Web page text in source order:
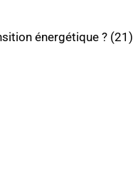
énergétique ? (21)